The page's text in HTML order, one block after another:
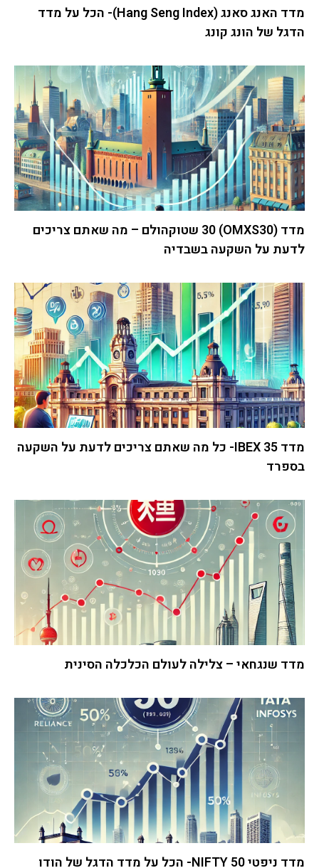
מדד האנג סאנג (Hang Seng Index)- הכל על מדד
הדגל של הונג קונג
מדד (OMXS30) 30 שטוקהולם – מה שאתם צריכים
לדעת על השקעה בשבדיה
מדד IBEX 35- כל מה שאתם צריכים לדעת על השקעה
בספרד
מדד שנגחאי – צלילה לעולם הכלכלה הסינית
מדד ניפטי 50 NIFTY- הכל על מדד הדגל של הודו